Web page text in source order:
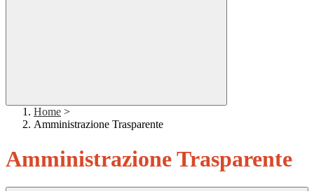
Home >
Amministrazione Trasparente
Amministrazione Trasparente